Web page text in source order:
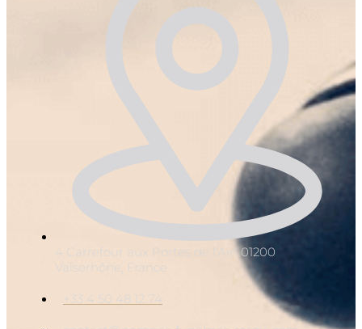
4 Carrefour aux Portes de l'Ain 01200
Valserhône, France
+33 4 50 48 12 74